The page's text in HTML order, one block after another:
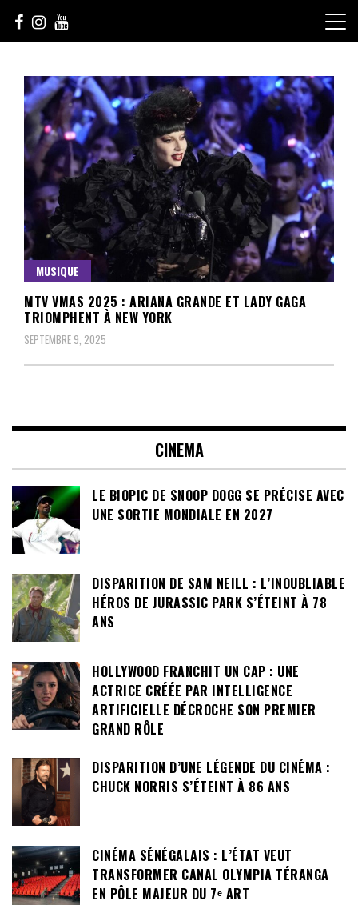
content
sunuculture
MUSIQUE
MTV VMAS 2025 : ARIANA GRANDE ET LADY GAGA
TRIOMPHENT À NEW YORK
SEPTEMBRE 9, 2025
CINEMA
LE BIOPIC DE SNOOP DOGG SE PRÉCISE AVEC
UNE SORTIE MONDIALE EN 2027
DISPARITION DE SAM NEILL : L’INOUBLIABLE
HÉROS DE JURASSIC PARK S’ÉTEINT À 78
ANS
HOLLYWOOD FRANCHIT UN CAP : UNE
ACTRICE CRÉÉE PAR INTELLIGENCE
ARTIFICIELLE DÉCROCHE SON PREMIER
GRAND RÔLE
DISPARITION D’UNE LÉGENDE DU CINÉMA :
CHUCK NORRIS S’ÉTEINT À 86 ANS
CINÉMA SÉNÉGALAIS : L’ÉTAT VEUT
TRANSFORMER CANAL OLYMPIA TÉRANGA
EN PÔLE MAJEUR DU 7ᵉ ART